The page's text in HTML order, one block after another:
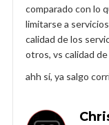
comparado con lo
limitarse a
calidad de los
otros, vs calidad
ahh sí, ya salgo